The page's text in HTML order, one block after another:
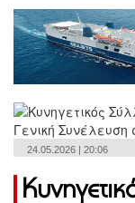
24.05.2026 | 20:06